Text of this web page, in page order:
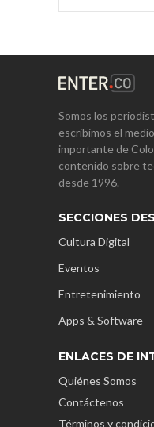
Somos los
escribimos el
importante de
contenido sobre
desde 1996.
SECCIONES
Cultura Digital
Eventos
Entretenimiento
Apps & Software
ENLACES DE
Quiénes Somos
Contáctenos
Términos y